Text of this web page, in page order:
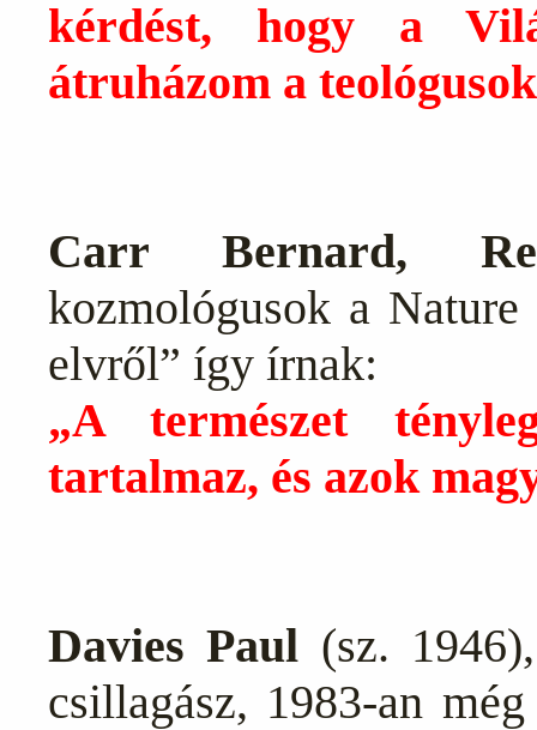
kérdést, hogy a
átruházom a
Carr Bernard,
kozmológusok a
elvről” így írnak:
„A természet
tartalmaz, és azok
Davies Paul (sz.
csillagász, 1983-an